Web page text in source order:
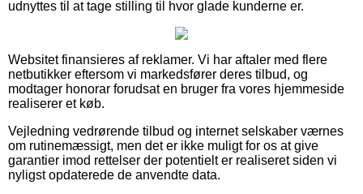
udnyttes til at tage stilling til hvor glade kunderne er.
Websitet finansieres af reklamer. Vi har aftaler med flere
netbutikker eftersom vi markedsfører deres tilbud, og
modtager honorar forudsat en bruger fra vores hjemmeside
realiserer et køb.
Vejledning vedrørende tilbud og internet selskaber værnes
om rutinemæssigt, men det er ikke muligt for os at give
garantier imod rettelser der potentielt er realiseret siden vi
nyligst opdaterede de anvendte data.